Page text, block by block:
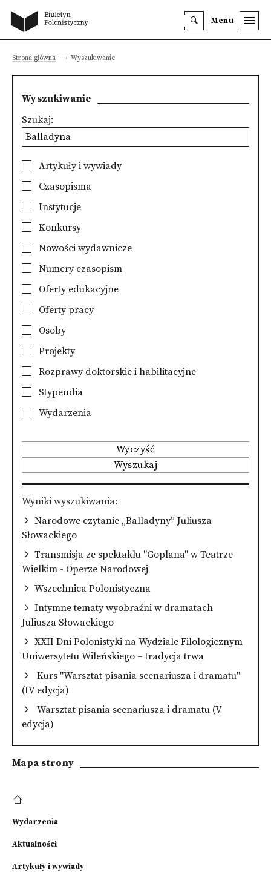
Menu
Strona główna Wyszukiwanie
Wyszukiwanie
Szukaj:
Artykuły i wywiady
Czasopisma
Instytucje
Konkursy
Nowości wydawnicze
Numery czasopism
Oferty edukacyjne
Oferty pracy
Osoby
Projekty
Rozprawy doktorskie i habilitacyjne
Stypendia
Wydarzenia
Wyczyść
Wyszukaj
Wyniki wyszukiwania
Narodowe czytanie „Balladyny” Juliusza
Słowackiego
Transmisja ze spektaklu "Goplana" w Teatrze
Wielkim - Operze Narodowej
Wszechnica Polonistyczna
Intymne tematy wyobraźni w dramatach
Juliusza Słowackiego
XXII Dni Polonistyki na Wydziale Filologicznym
Uniwersytetu Wileńskiego – tradycja trwa
Kurs "Warsztat pisania scenariusza i dramatu"
(IV edycja)
Warsztat pisania scenariusza i dramatu (V
edycja)
Mapa strony
Wydarzenia
Aktualności
Artykuły i wywiady